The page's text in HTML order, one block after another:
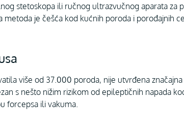
stetoskopa ili ručnog ultrazvučnog aparata za
je češća kod kućnih poroda i porođajnih
više od 37.000 poroda, nije utvrđena
s nešto nižim rizikom od epileptičnih napada
forcepsa ili vakuma.